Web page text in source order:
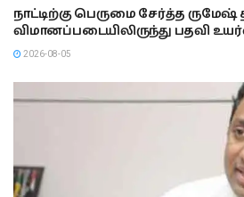
நாட்டிற்கு பெருமை சேர்த்த ருமேஷ்
விமானப்படையிலிருந்து பதவி
2026-08-05